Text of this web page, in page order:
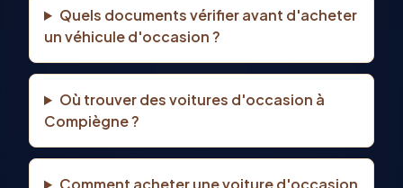
Quels documents vérifier avant d'acheter
un véhicule d'occasion ?
Où trouver des voitures d'occasion à
Compiègne ?
Comment acheter une voiture d'occasion